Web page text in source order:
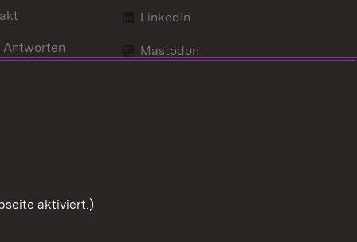
Antworten
LinkedIn
Mastodon
aktiviert.)